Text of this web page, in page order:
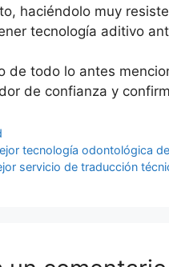
haciéndolo muy
tecnología aditivo
de todo lo antes
de confianza y
tecnología odontológica
servicio de traducción